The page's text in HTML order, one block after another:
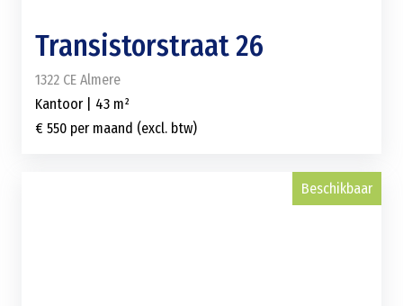
Transistorstraat 26
1322 CE Almere
Kantoor | 43 m²
€ 550 per maand (excl. btw)
Beschikbaar